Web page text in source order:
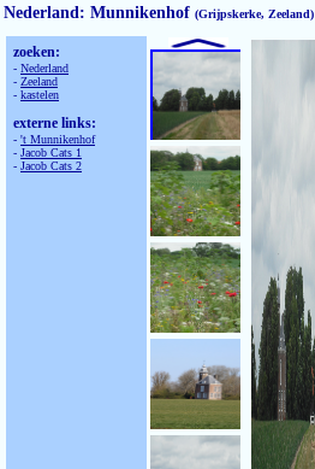
Nederland: Munnikenhof (Grijpskerke, Zeeland)
zoeken:
- Nederland
- Zeeland
- kastelen
externe links:
- 't Munnikenhof
- Jacob Cats 1
- Jacob Cats 2